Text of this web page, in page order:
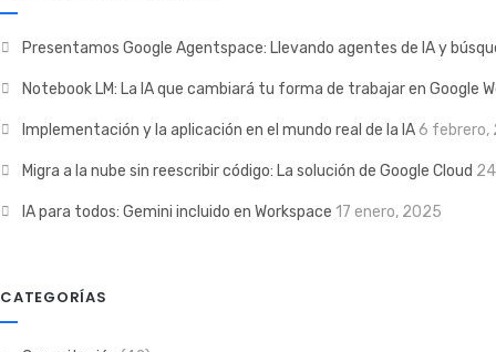
Presentamos Google Agentspace: Llevando agentes de IA y
Notebook LM: La IA que cambiará tu forma de trabajar en Google
Implementación y la aplicación en el mundo real de la IA 6 febrero,
Migra a la nube sin reescribir código: La solución de Google Cloud
IA para todos: Gemini incluido en Workspace 17 enero, 2025
CATEGORÍAS